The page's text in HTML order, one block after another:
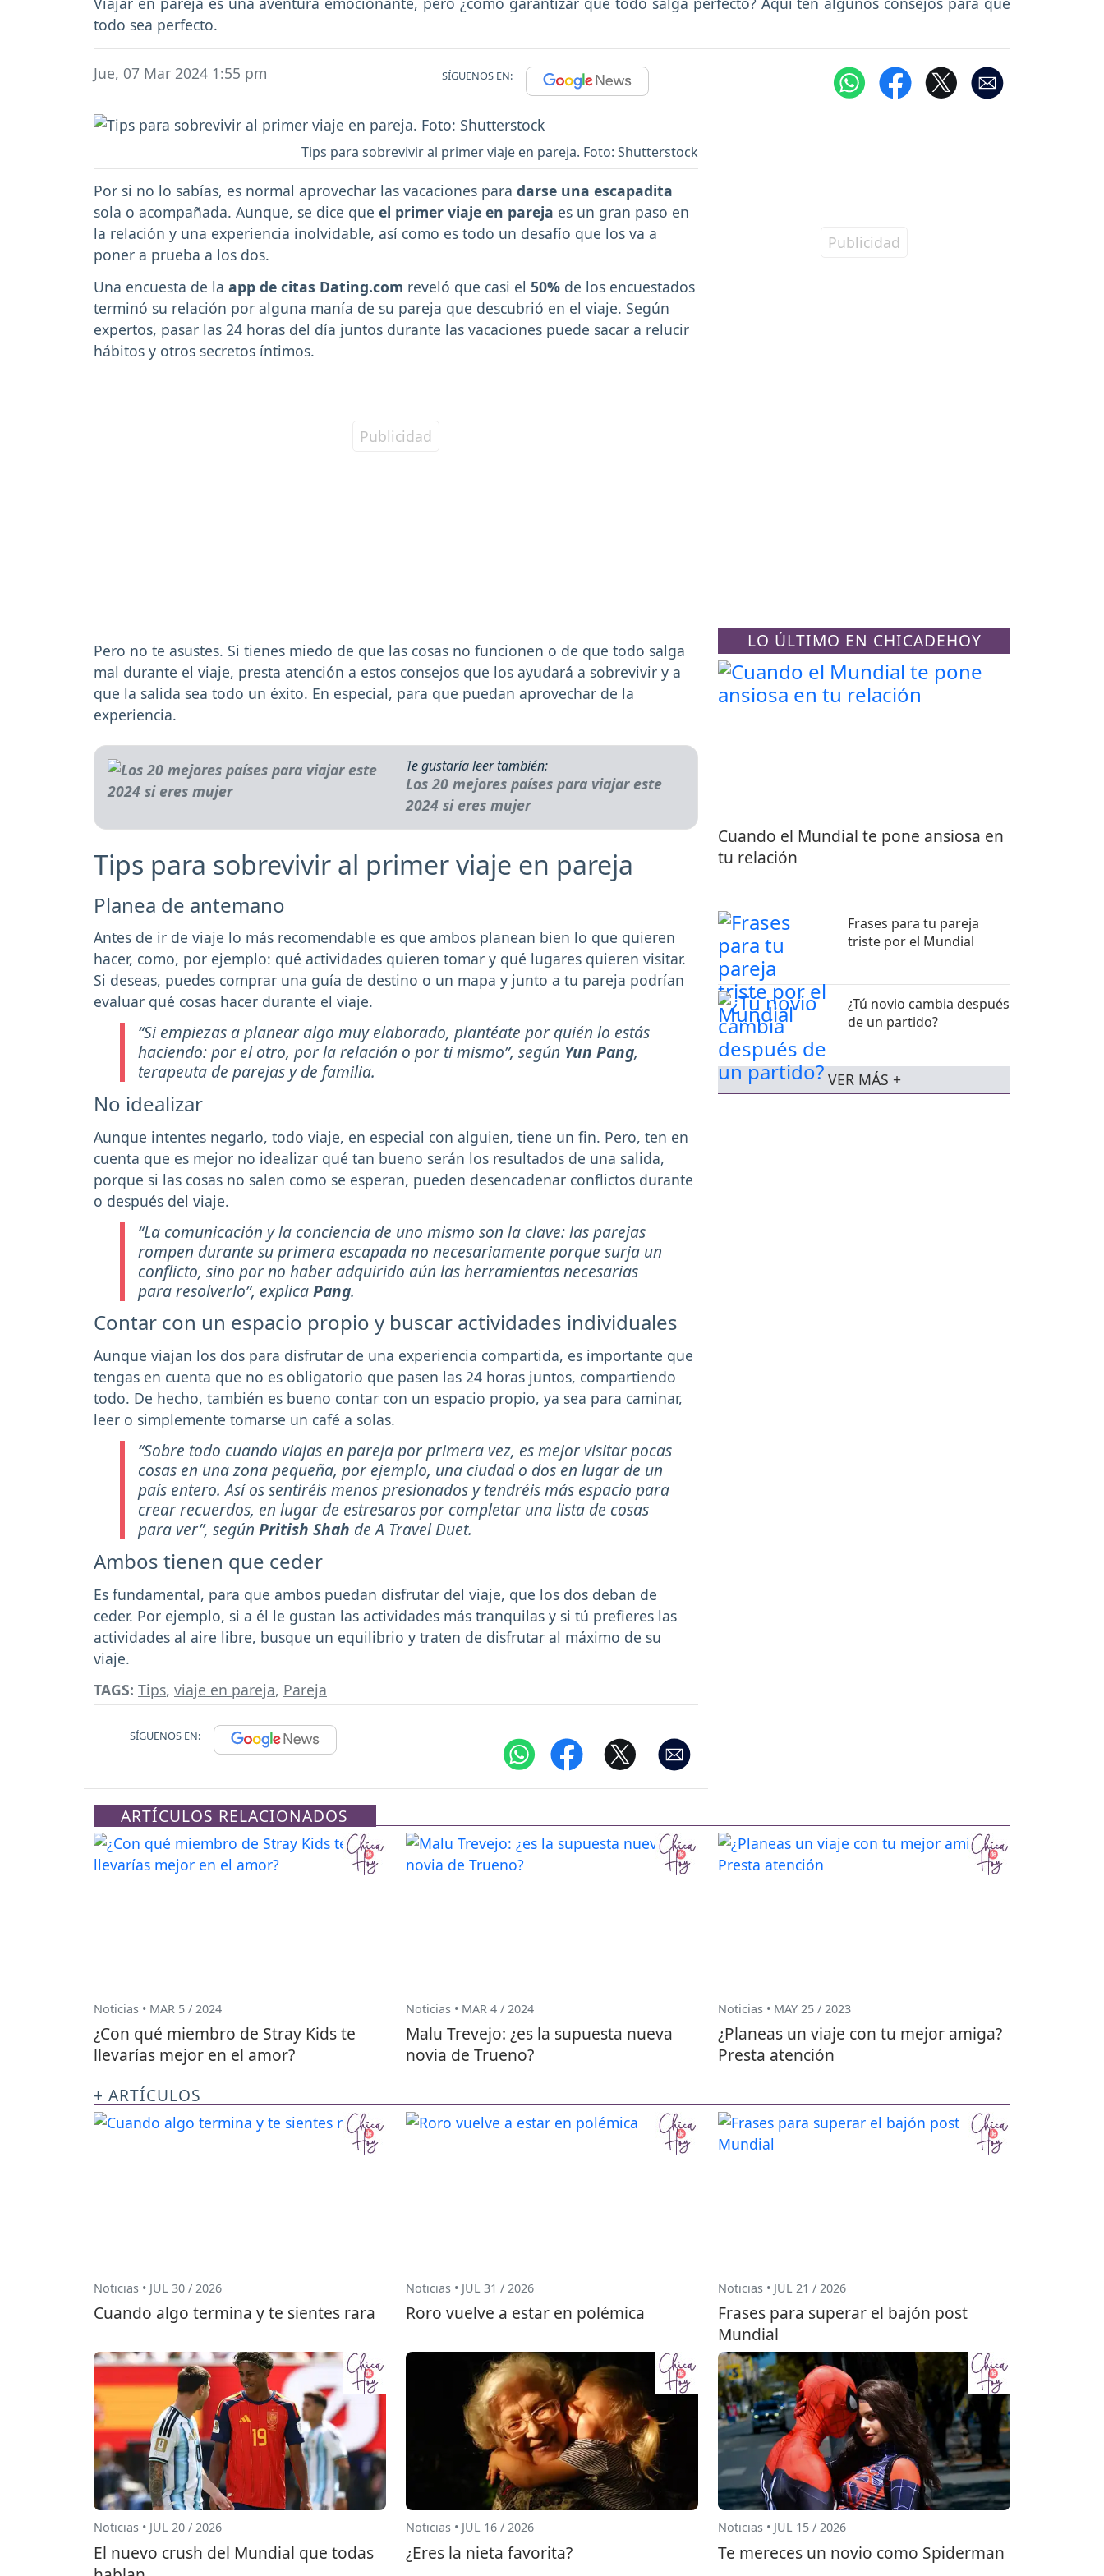
todo sea perfecto.
Jue, 07 Mar 2024 1:55 pm SÍGUENOS EN:
Tips para sobrevivir al primer viaje en pareja. Foto: Shutterstock
Por si no lo sabías, es normal aprovechar las vacaciones para darse una escapadita
sola o acompañada. Aunque, se dice que el primer viaje en pareja es un gran paso en
la relación y una experiencia inolvidable, así como es todo un desafío que los va a
poner a prueba a los dos.
Una encuesta de la app de citas Dating.com reveló que casi el 50% de los encuestados
terminó su relación por alguna manía de su pareja que descubrió en el viaje. Según
expertos, pasar las 24 horas del día juntos durante las vacaciones puede sacar a relucir
hábitos y otros secretos íntimos.
Pero no te asustes. Si tienes miedo de que las cosas no funcionen o de que todo salga
mal durante el viaje, presta atención a estos consejos que los ayudará a sobrevivir y a
que la salida sea todo un éxito. En especial, para que puedan aprovechar de la
experiencia.
Te gustaría leer también:
Los 20 mejores países para viajar este
2024 si eres mujer
Tips para sobrevivir al primer viaje en pareja
Planea de antemano
Antes de ir de viaje lo más recomendable es que ambos planean bien lo que quieren
hacer, como, por ejemplo: qué actividades quieren tomar y qué lugares quieren visitar.
Si deseas, puedes comprar una guía de destino o un mapa y junto a tu pareja podrían
evaluar qué cosas hacer durante el viaje.
“Si empiezas a planear algo muy elaborado, plantéate por quién lo estás
haciendo: por el otro, por la relación o por ti mismo”, según Yun Pang,
terapeuta de parejas y de familia.
No idealizar
Aunque intentes negarlo, todo viaje, en especial con alguien, tiene un fin. Pero, ten en
cuenta que es mejor no idealizar qué tan bueno serán los resultados de una salida,
porque si las cosas no salen como se esperan, pueden desencadenar conflictos durante
o después del viaje.
“La comunicación y la conciencia de uno mismo son la clave: las parejas
rompen durante su primera escapada no necesariamente porque surja un
conflicto, sino por no haber adquirido aún las herramientas necesarias
para resolverlo”, explicaPang.
Contar con un espacio propio y buscar actividades individuales
Aunque viajan los dos para disfrutar de una experiencia compartida, es importante que
tengas en cuenta que no es obligatorio que pasen las 24 horas juntos, compartiendo
todo. De hecho, también es bueno contar con un espacio propio, ya sea para caminar,
leer o simplemente tomarse un café a solas.
“Sobre todo cuando viajas en pareja por primera vez, es mejor visitar pocas
cosas en una zona pequeña, por ejemplo, una ciudad o dos en lugar de un
país entero. Así os sentiréis menos presionados y tendréis más espacio para
crear recuerdos, en lugar de estresaros por completar una lista de cosas
para ver”, según Pritish Shah de A Travel Duet.
Ambos tienen que ceder
Es fundamental, para que ambos puedan disfrutar del viaje, que los dos deban de
ceder. Por ejemplo, si a él le gustan las actividades más tranquilas y si tú prefieres las
actividades al aire libre, busque un equilibrio y traten de disfrutar al máximo de su
viaje.
TAGS: Tips, viaje en pareja, Pareja
SÍGUENOS EN:
LO ÚLTIMO EN CHICADEHOY
Cuando el Mundial te pone ansiosa en
tu relación
Frases para tu pareja
triste por el Mundial
¿Tú novio cambia después
de un partido?
VER MÁS +
ARTÍCULOS RELACIONADOS
Noticias • MAR 5 / 2024
¿Con qué miembro de Stray Kids te
llevarías mejor en el amor?
Noticias • MAR 4 / 2024
Malu Trevejo: ¿es la supuesta nueva
novia de Trueno?
Noticias • MAY 25 / 2023
¿Planeas un viaje con tu mejor amiga?
Presta atención
+ ARTÍCULOS
Noticias • JUL 30 / 2026
Cuando algo termina y te sientes rara
Noticias • JUL 31 / 2026
Roro vuelve a estar en polémica
Noticias • JUL 21 / 2026
Frases para superar el bajón post
Mundial
Noticias • JUL 20 / 2026
El nuevo crush del Mundial que todas
Noticias • JUL 16 / 2026
¿Eres la nieta favorita?
Noticias • JUL 15 / 2026
Te mereces un novio como Spiderman